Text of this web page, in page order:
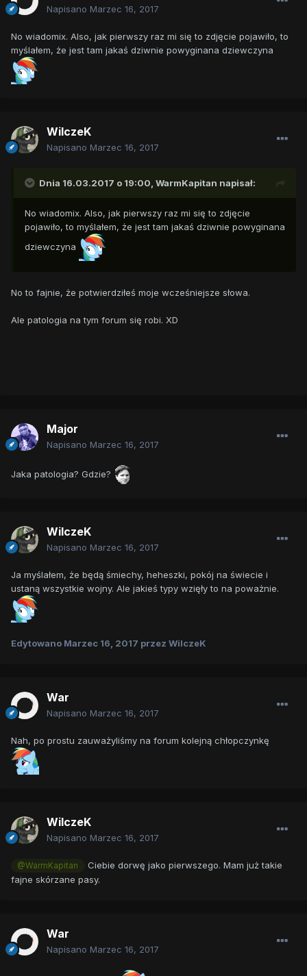
Napisano Marzec 16, 2017
No wiadomix. Also, jak pierwszy raz mi się to zdjęcie pojawiło, to
myślałem, że jest tam jakaś dziwnie powyginana dziewczyna
WilczeK
Napisano Marzec 16, 2017
Dnia 16.03.2017 o 19:00, WarmKapitan napisał:
No wiadomix. Also, jak pierwszy raz mi się to zdjęcie
pojawiło, to myślałem, że jest tam jakaś dziwnie powyginana
dziewczyna
No to fajnie, że potwierdziłeś moje wcześniejsze słowa.
Ale patologia na tym forum się robi. XD
Major
Napisano Marzec 16, 2017
Jaka patologia? Gdzie?
WilczeK
Napisano Marzec 16, 2017
Ja myślałem, że będą śmiechy, heheszki, pokój na świecie i
ustaną wszystkie wojny. Ale jakieś typy wzięły to na poważnie.
Edytowano Marzec 16, 2017 przez WilczeK
War
Napisano Marzec 16, 2017
Nah, po prostu zauważyliśmy na forum kolejną chłopczynkę
WilczeK
Napisano Marzec 16, 2017
@WarmKapitan
Ciebie dorwę jako pierwszego. Mam już takie
fajne skórzane pasy.
War
Napisano Marzec 16, 2017